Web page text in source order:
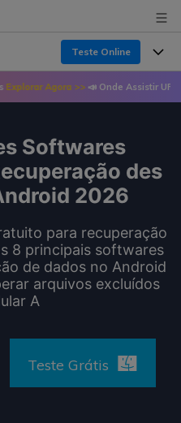
Teste Online
recuperação de dados
Grátis
Grátis
TODOS OS RECURSOS
de dados
>> 📣 Onde Assistir UFC de
Softwares
des
2026
para recuperação
8 principais softwares
de dados no Android
arquivos excluídos
A
Teste Grátis